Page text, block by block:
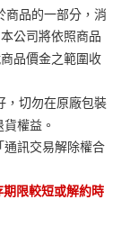
商品的一部分，消
公司將依照商品
品價金之範圍收
，切勿在原廠包裝
權益。
訊交易解除權合
限較短或解約時